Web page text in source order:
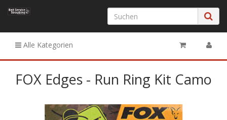
Alle Kategorien
FOX Edges - Run Ring Kit Camo